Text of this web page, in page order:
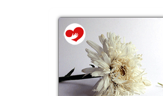
Регистрация